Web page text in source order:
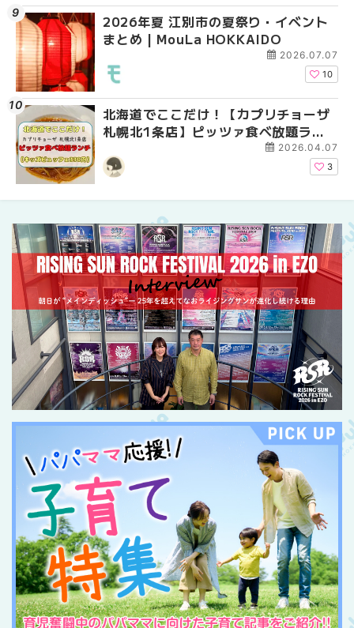
2026年夏 江別市の夏祭り・イベント
まとめ | MouLa HOKKAIDO
2026.07.07
10
北海道でここだけ！【カプリチョーザ
札幌北1条店】ピッツァ食べ放題ラン
チがコスパ最強だった！【キッズビュ
ッフェ330円】 | MouLa HOKKAIDO
2026.04.07
3
2026年夏 札幌市南区
ントまとめ | MouLa
札幌の麻辣湯（マーラ
め専門店9選！本場の
新店まで徹底比較 |
2026年夏 札幌市南区
ントまとめ | MouLa
2026年夏 恵庭市・千
イベントまとめ |